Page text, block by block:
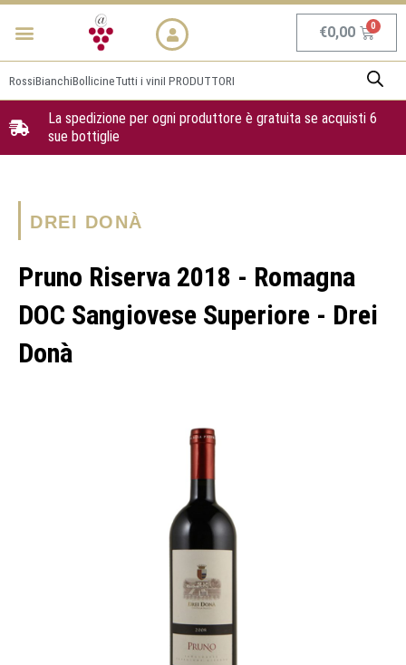
Vai
Menu €0,00
RossiBianchiBollicineTutti i viniI PRODUTTORI
La spedizione per ogni produttore è gratuita se acquisti 6
sue bottiglie
DREI DONÀ
Pruno Riserva 2018 - Romagna
DOC Sangiovese Superiore - Drei
Donà